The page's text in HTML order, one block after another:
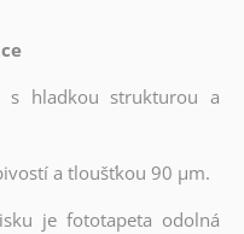
s hladkou strukturou a
a tloušťkou 90 µm.
je fototapeta odolná